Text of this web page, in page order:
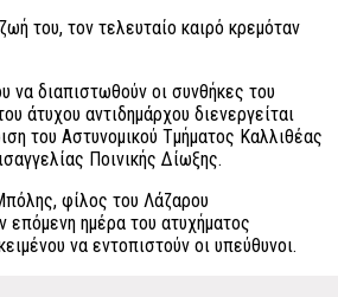
του, τον τελευταίο καιρό κρεμόταν
να διαπιστωθούν οι συνθήκες του
άτυχου αντιδημάρχου διενεργείται
του Αστυνομικού Τμήματος Καλλιθέας
Ποινικής Δίωξης.
φίλος του Λάζαρου
επόμενη ημέρα του ατυχήματος
να εντοπιστούν οι υπεύθυνοι.